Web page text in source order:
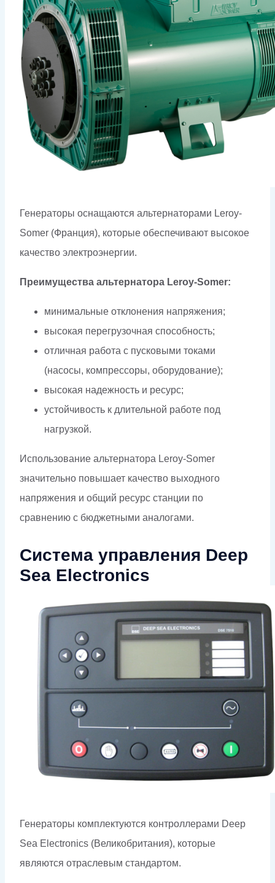
Генераторы оснащаются альтернаторами Leroy-
Somer (Франция), которые обеспечивают высокое
качество электроэнергии.
Преимущества альтернатора Leroy-Somer:
минимальные отклонения напряжения;
высокая перегрузочная способность;
отличная работа с пусковыми токами
(насосы, компрессоры, оборудование);
высокая надежность и ресурс;
устойчивость к длительной работе под
нагрузкой.
Использование альтернатора Leroy-Somer
значительно повышает качество выходного
напряжения и общий ресурс станции по
сравнению с бюджетными аналогами.
Система управления Deep
Sea Electronics
Генераторы комплектуются контроллерами Deep
Sea Electronics (Великобритания), которые
являются отраслевым стандартом.